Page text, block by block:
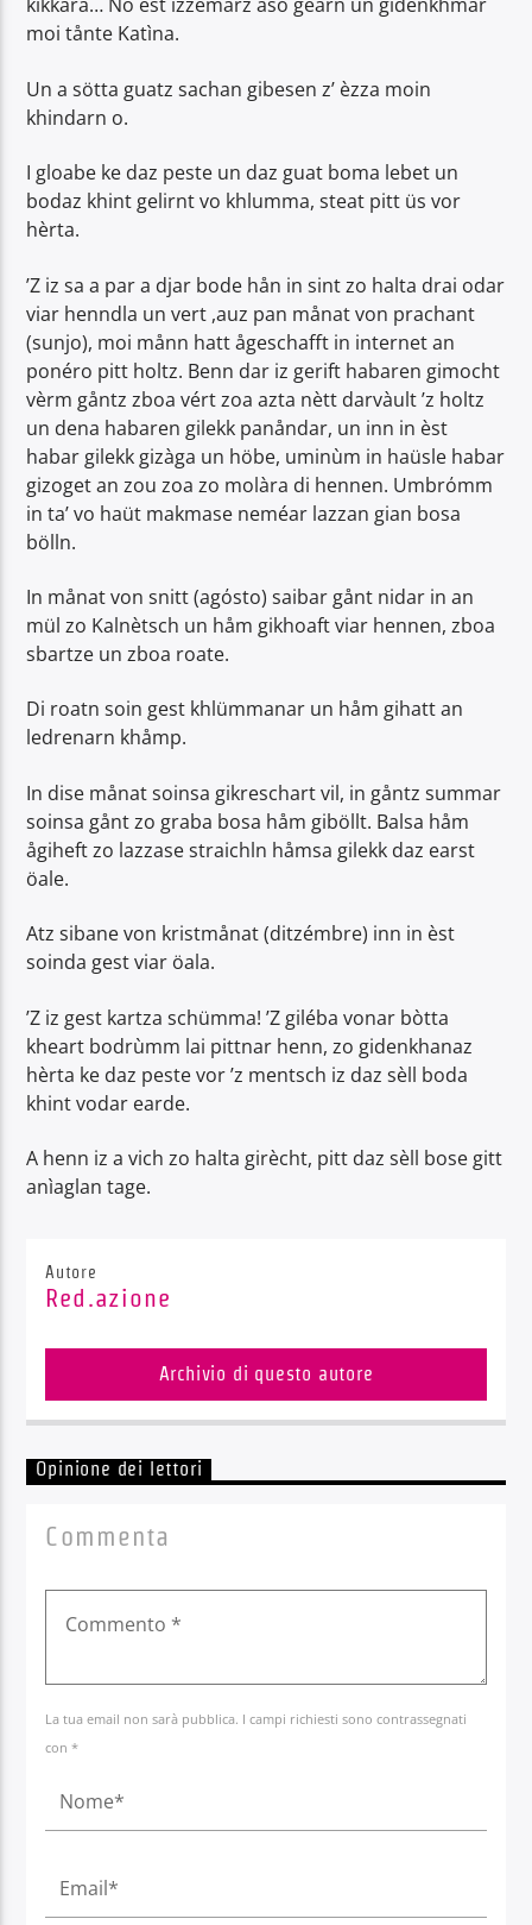
moi tånte Katìna.
Un a sötta guatz sachan gibesen z’ èzza moin
khindarn o.
I gloabe ke daz peste un daz guat boma lebet un
bodaz khint gelirnt vo khlumma, steat pitt üs vor
hèrta.
’Z iz sa a par a djar bode hån in sint zo halta drai odar
viar henndla un vert ,auz pan månat von prachant
(sunjo), moi månn hatt ågeschafft in internet an
ponéro pitt holtz. Benn dar iz gerift habaren gimocht
vèrm gåntz zboa vért zoa azta nètt darvàult ’z holtz
un dena habaren gilekk panåndar, un inn in èst
habar gilekk gizàga un höbe, uminùm in haüsle habar
gizoget an zou zoa zo molàra di hennen. Umbrόmm
in ta’ vo haüt makmase neméar lazzan gian bosa
bölln.
In månat von snitt (agόsto) saibar gånt nidar in an
mül zo Kalnètsch un håm gikhoaft viar hennen, zboa
sbartze un zboa roate.
Di roatn soin gest khlümmanar un håm gihatt an
ledrenarn khåmp.
In dise månat soinsa gikreschart vil, in gåntz summar
soinsa gånt zo graba bosa håm giböllt. Balsa håm
ågiheft zo lazzase straichln håmsa gilekk daz earst
öale.
Atz sibane von kristmånat (ditzémbre) inn in èst
soinda gest viar öala.
’Z iz gest kartza schümma! ’Z giléba vonar bòtta
kheart bodrùmm lai pittnar henn, zo gidenkhanaz
hèrta ke daz peste vor ’z mentsch iz daz sèll boda
khint vodar earde.
A henn iz a vich zo halta girècht, pitt daz sèll bose gitt
anìaglan tage.
Autore
Red.azione
Archivio di questo autore
Opinione dei lettori
Commenta
La tua email non sarà pubblica. I campi richiesti sono contrassegnati
con *